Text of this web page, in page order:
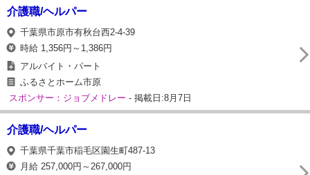
介護職/ヘルパー
千葉県市原市有秋台西2-4-39
時給 1,356円～1,386円
アルバイト・パート
ふるさとホーム市原
スポンサー：ジョブメドレー - 掲載日:8月7日
介護職/ヘルパー
千葉県千葉市稲毛区園生町487-13
月給 257,000円～267,000円